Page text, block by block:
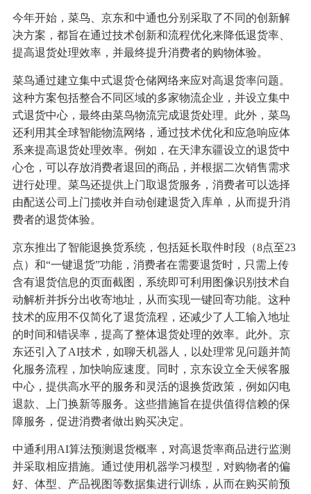
今年开始，菜鸟、京东和中通也分别采取了不同的创新解
决方案，都旨在通过技术创新和流程优化来降低退货率、
提高退货处理效率，并最终提升消费者的购物体验。
菜鸟通过建立集中式退货仓储网络来应对高退货率问题。
这种方案包括整合不同区域的多家物流企业，并设立集中
式退货中心，最终由菜鸟物流完成退货处理。此外，菜鸟
还利用其全球智能物流网络，通过技术优化和应急响应体
系来提高退货处理效率。例如，在天津东疆设立的退货中
心仓，可以存放消费者退回的商品，并根据二次销售需求
进行处理。菜鸟还提供上门取退货服务，消费者可以选择
由配送公司上门揽收并自动创建退货入库单，从而提升消
费者的退货体验。
京东推出了智能退换货系统，包括延长取件时段（8点至23
点）和“一键退货”功能，消费者在需要退货时，只需上传
含有退货信息的页面截图，系统即可利用图像识别技术自
动解析并拆分出收寄地址，从而实现一键回寄功能。这种
技术的应用不仅简化了退货流程，还减少了人工输入地址
的时间和错误率，提高了整体退货处理的效率。此外。京
东还引入了AI技术，如聊天机器人，以处理常见问题并简
化服务流程，加快响应速度。同时，京东设立全天候客服
中心，提供高水平的服务和灵活的退换货政策，例如闪电
退款、上门换新等服务。这些措施旨在提供值得信赖的保
障服务，促进消费者做出购买决定。
中通利用AI算法预测退货概率，对高退货率商品进行监测
并采取相应措施。通过使用机器学习模型，对购物者的偏
好、体型、产品视图等数据集进行训练，从而在购买前预